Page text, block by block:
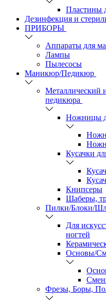
Пластины
Дезинфекция и
ПРИБОРЫ
Аппараты для
Лампы
Пылесосы
Маникюр/Педикюр
Металлический
педикюра
Ножницы
Кусачки
Книпсеры
Шаберы,
Пилки/Блоки/
Для
ногтей
Основы/
Фрезы, Боры,